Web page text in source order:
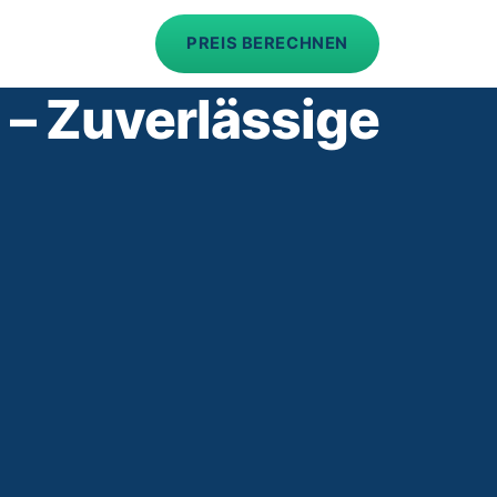
PREIS BERECHNEN
Zuverlässige